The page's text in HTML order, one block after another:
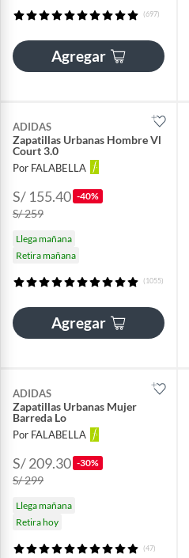
(697)
Agregar
ADIDAS
Zapatillas Urbanas Hombre Vl
Court 3.0
Por FALABELLA
S/ 155.40 -40%
S/ 259
Llega mañana
Retira mañana
(1055)
Agregar
ADIDAS
Zapatillas Urbanas Mujer
Barreda Lo
Por FALABELLA
S/ 209.30 -30%
S/ 299
Llega mañana
Retira hoy
(47)